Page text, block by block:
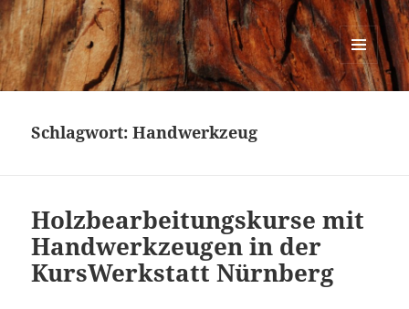
Urban Woodworking
MENÜ
UND
Schlagwort:Handwerkzeug
Holzbearbeitungskurse mit
Handwerkzeugen in der
KursWerkstatt Nürnberg